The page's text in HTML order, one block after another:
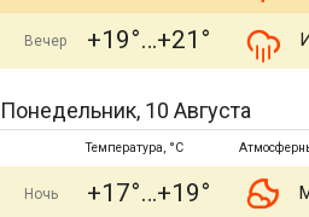
Вечер +19° +21°
Понедельник, 10 Августа
Температура, °C
Ночь +17° +19°